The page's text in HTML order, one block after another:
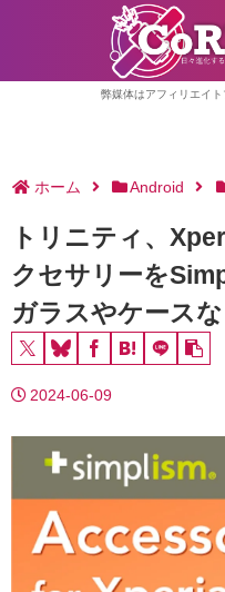
弊媒体はアフィリエイ
ホーム Android
トリニティ、
クセサリーを
ガラスやケース
2024-06-09